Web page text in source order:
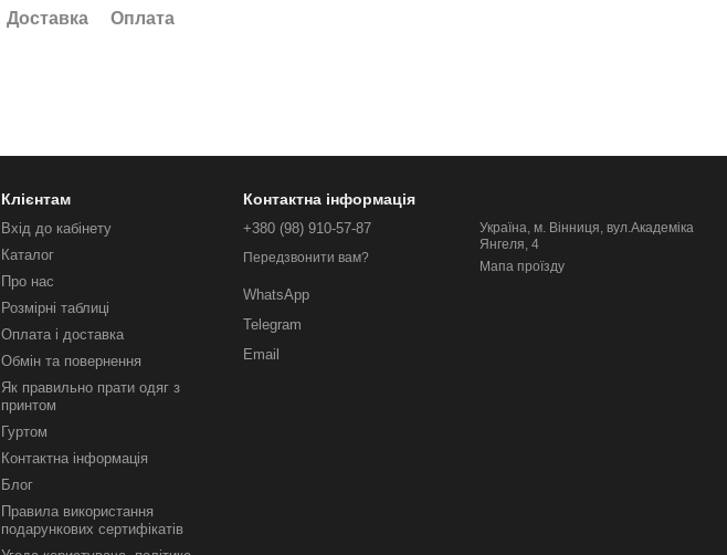
Доставка Оплата
Клієнтам
Вхід до кабінету
Каталог
Про нас
Розмірні таблиці
Оплата і доставка
Обмін та повернення
Як правильно прати одяг з
принтом
Гуртом
Контактна інформація
Блог
Правила використання
подарункових сертифікатів
Контактна інформація
+380 (98) 910-57-87
Передзвонити вам?
WhatsApp
Telegram
Email
Україна, м. Вінниця, вул.Академіка
Янгеля, 4
Мапа проїзду